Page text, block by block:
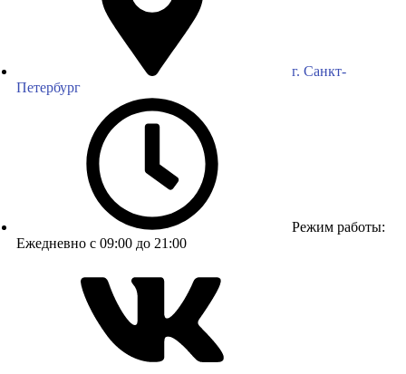
г. Санкт-
Петербург
Режим работы:
Ежедневно с 09:00 до 21:00